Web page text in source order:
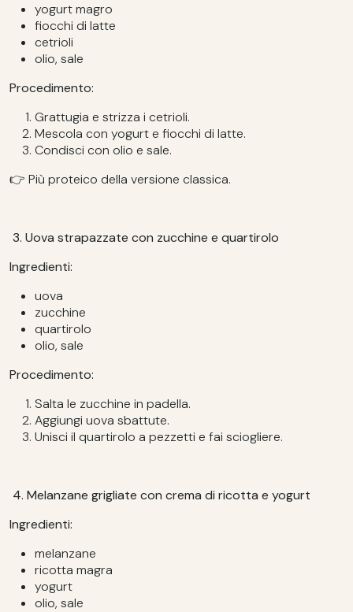
yogurt magro
fiocchi di latte
cetrioli
olio, sale
Procedimento:
Grattugia e strizza i cetrioli.
Mescola con yogurt e fiocchi di latte.
Condisci con olio e sale.
👉 Più proteico della versione classica.
3. Uova strapazzate con zucchine e quartirolo
Ingredienti:
uova
zucchine
quartirolo
olio, sale
Procedimento:
Salta le zucchine in padella.
Aggiungi uova sbattute.
Unisci il quartirolo a pezzetti e fai sciogliere.
4. Melanzane grigliate con crema di ricotta e yogurt
Ingredienti:
melanzane
ricotta magra
yogurt
olio, sale